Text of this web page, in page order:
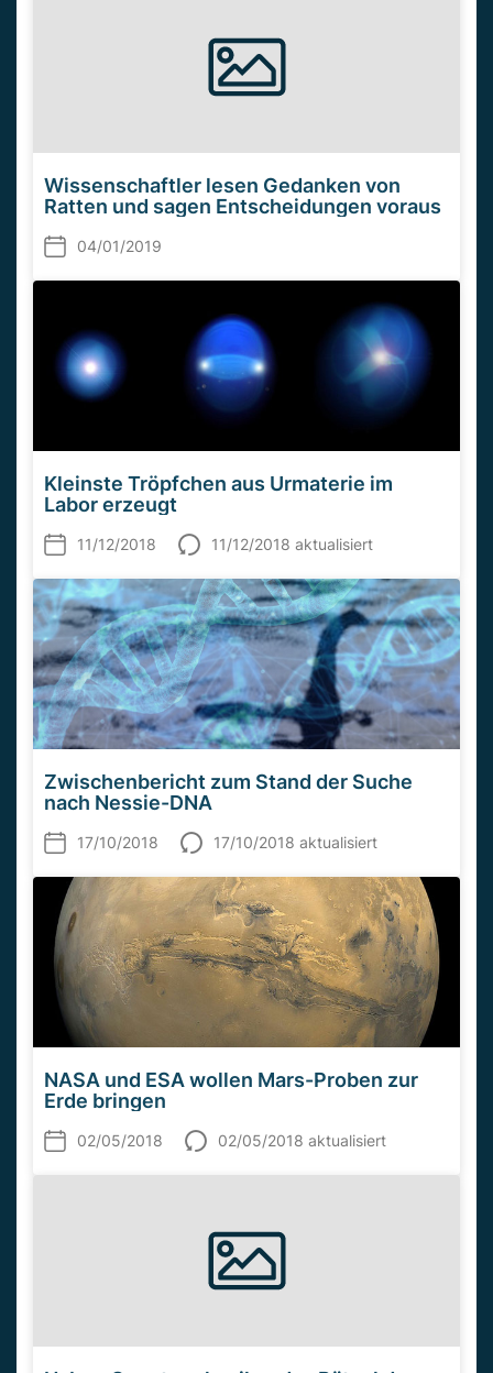
Wissenschaftler lesen Gedanken von
Ratten und sagen Entscheidungen voraus
04/01/2019
Kleinste Tröpfchen aus Urmaterie im
Labor erzeugt
11/12/2018 11/12/2018 aktualisiert
Zwischenbericht zum Stand der Suche
nach Nessie-DNA
17/10/2018 17/10/2018 aktualisiert
NASA und ESA wollen Mars-Proben zur
Erde bringen
02/05/2018 02/05/2018 aktualisiert